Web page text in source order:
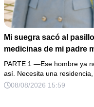
Mi suegra sacó al
medicinas de mi padre
sabía que él era dueño
perdiéndolo todo
PARTE 1 —Ese hombre ya
así. Necesita una
08/08/2026 15:59